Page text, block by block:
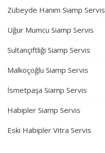
Zübeyde Hanım Siamp Servis
Uğur Mumcu Siamp Servis
Sultançiftliği Siamp Servis
Malkoçoğlu Siamp Servis
İsmetpaşa Siamp Servis
Habipler Siamp Servis
Eski Habipler Vitra Servis